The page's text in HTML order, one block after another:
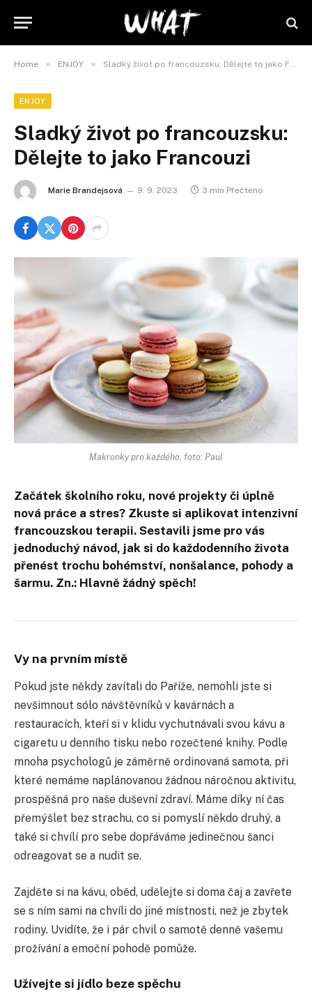
Home » ENJOY » Sladký život po francouzsku: Dělejte to jako Francouzi
ENJOY
Sladký život po francouzsku:
Dělejte to jako Francouzi
Marie Brandejsová 9. 9. 2023 3 min Přečteno
Makronky pro každého, foto: Paul
Začátek školního roku, nové projekty či úplně
nová práce a stres? Zkuste si aplikovat intenzivní
francouzskou terapii. Sestavili jsme pro vás
jednoduchý návod, jak si do každodenního života
přenést trochu bohémství, nonšalance, pohody a
šarmu. Zn.: Hlavně žádný spěch!
Vy na prvním místě
Pokud jste někdy zavítali do Paříže, nemohli jste si
nevšimnout sólo návštěvníků v kavárnách a
restauracích, kteří si v klidu vychutnávali svou kávu a
cigaretu u denního tisku nebo rozečtené knihy. Podle
mnoha psychologů je záměrně ordinovaná samota, při
které nemáme naplánovanou žádnou náročnou aktivitu,
prospěšná pro naše duševní zdraví. Máme díky ní čas
přemýšlet bez strachu, co si pomyslí někdo druhý, a
také si chvílí pro sebe dopřáváme jedinečnou šanci
odreagovat se a nudit se.
Zajděte si na kávu, oběd, udělejte si doma čaj a zavřete
se s ním sami na chvíli do jiné místnosti, než je zbytek
rodiny. Uvidíte, že i pár chvil o samotě denně vašemu
prožívání a emoční pohodě pomůže.
Užívejte si jídlo beze spěchu